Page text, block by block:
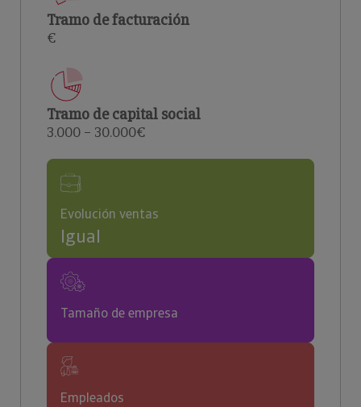
Tramo de facturación
€
Tramo de capital social
3.000 – 30.000€
Evolución ventas
Igual
Tamaño de empresa
Empleados